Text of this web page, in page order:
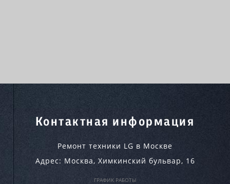
Контактная информация
Ремонт техники LG в Москве
Адрес: Москва, Химкинский бульвар, 16
ГРАФИК РАБОТЫ